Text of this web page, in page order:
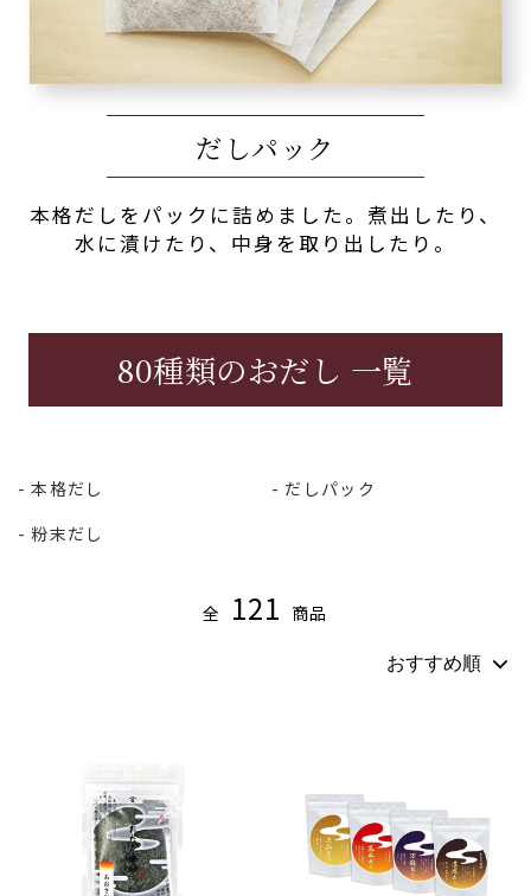
だしパック
本格だしをパックに詰めました。煮出したり、
水に漬けたり、中身を取り出したり。
80種類のおだし 一覧
本格だし
だしパック
粉末だし
全 121 商品